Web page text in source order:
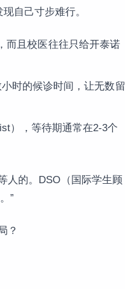
自己寸步难行。
而且校医往往只给开泰诺
时的候诊时间，让无数留
），等待期通常在2-3个
人的。DSO（国际学生顾
”
？